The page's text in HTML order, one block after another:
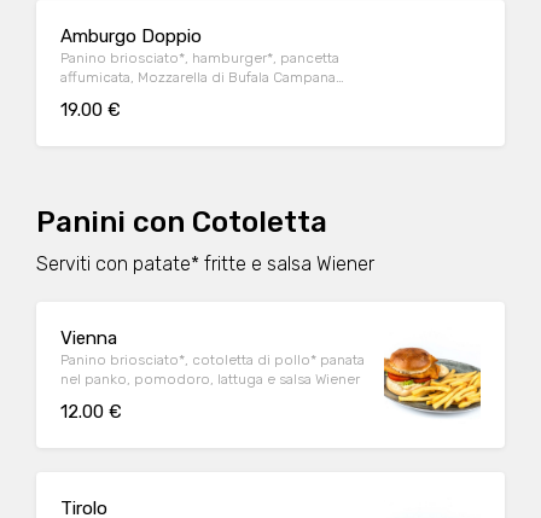
Amburgo Doppio
Panino briosciato*, hamburger*, pancetta
affumicata, Mozzarella di Bufala Campana
19.00 €
Panini con Cotoletta
Serviti con patate* fritte e salsa Wiener
Vienna
Panino briosciato*, cotoletta di pollo* panata
nel panko, pomodoro, lattuga e salsa Wiener
12.00 €
Tirolo